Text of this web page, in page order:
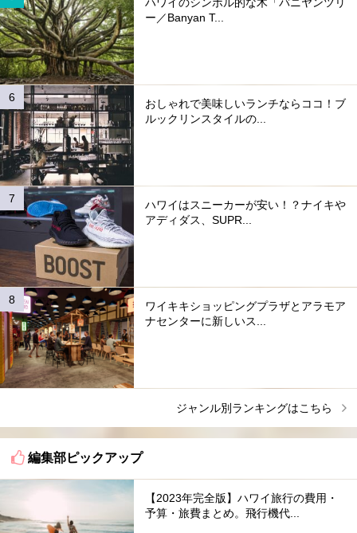
ハワイのシンボル的な木「バニヤンツリ
ー／Banyan T...
おしゃれで美味しいランチならココ！ブ
ルックリンスタイルの...
ハワイはスニーカーが安い！？ナイキや
アディダス、SUPR...
ワイキキショッピングプラザとアラモア
ナセンターに新しいス...
ジャンル別ランキングはこちら
編集部ピックアップ
【2023年完全版】ハワイ旅行の費用・
予算・旅費まとめ。飛行機代...